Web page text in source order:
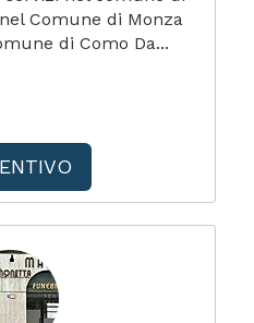
Comune di Monza
di Como Da...